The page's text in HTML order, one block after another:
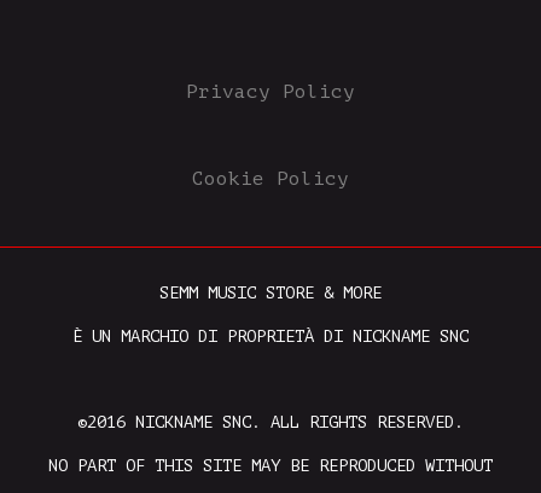
Privacy Policy
Cookie Policy
SEMM MUSIC STORE & MORE
È UN MARCHIO DI PROPRIETÀ DI NICKNAME SNC
©2016 NICKNAME SNC. ALL RIGHTS RESERVED.
NO PART OF THIS SITE MAY BE REPRODUCED WITHOUT